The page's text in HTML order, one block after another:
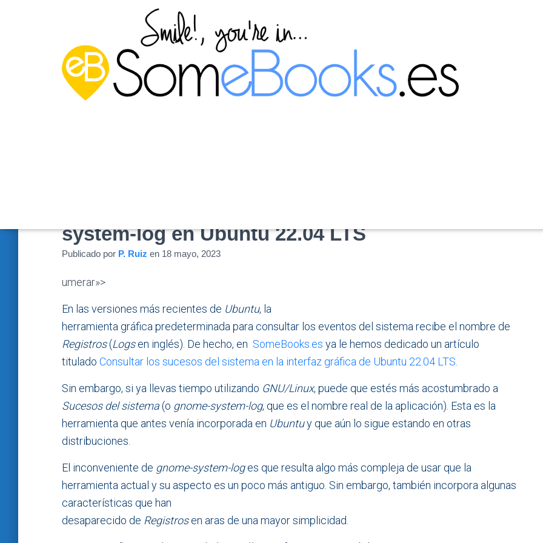
system-log en Ubuntu 22.04 LTS
Publicado por P. Ruiz en 18 mayo, 2023
umerar»>
En las versiones más recientes de Ubuntu, la
herramienta gráfica predeterminada para consultar los eventos del sistema recibe el nombre de
Registros(Logsen inglés). De hecho, en SomeBooks.es ya le hemos dedicado un artículo
titulado Consultar los sucesos del sistema en la interfaz gráfica de Ubuntu 22.04 LTS
Sin embargo, si ya llevas tiempo utilizando GNU/Linux, puede que estés más acostumbrado a
Sucesos del sistema(o gnome-system-log, que es el nombre real de la aplicación). Esta es la
herramienta que antes venía incorporada en Ubuntuy que aún lo sigue estando en otras
distribuciones.
El inconveniente de gnome-system-loges que resulta algo más compleja de usar que la
herramienta actual y su aspecto es un poco más antiguo. Sin embargo, también incorpora algunas
características que han
desaparecido de Registrosen aras de una mayor simplicidad.